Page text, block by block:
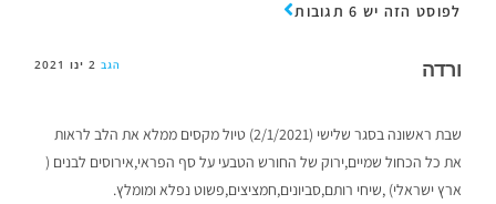
לפוסט הזה יש 6 תגובות
ורדה הגב 2 ינו 2021
שבת ראשונה בסגר שלישי (2/1/2021) טיול מקסים ממלא את הלב לראות
את כל הכחול שמיים,ירוק של החורש הטבעי על סף הפראי,אירוסים לבנים (
ארץ ישראלי) ,שיחי רותם,סביונים,חמציצים,פשוט נפלא ומומלץ.